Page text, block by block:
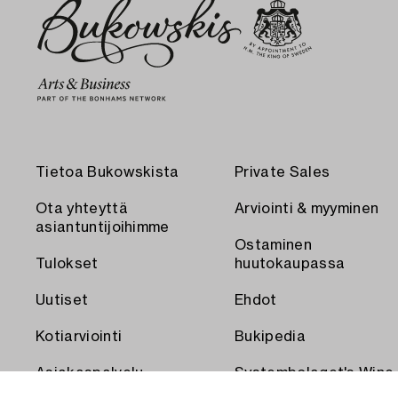
Tietoa Bukowskista
Ota yhteyttä
asiantuntijoihimme
Tulokset
Uutiset
Kotiarviointi
Asiakaspalvelu
Private Sales
Arviointi & myyminen
Ostaminen
huutokaupassa
Ehdot
Bukipedia
Systembolaget's Wine